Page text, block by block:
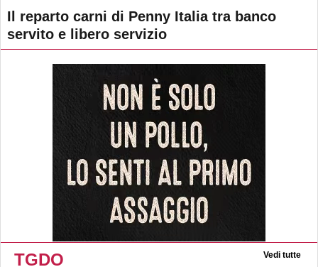
Il reparto carni di Penny Italia tra banco
servito e libero servizio
TGDO Vedi tutte